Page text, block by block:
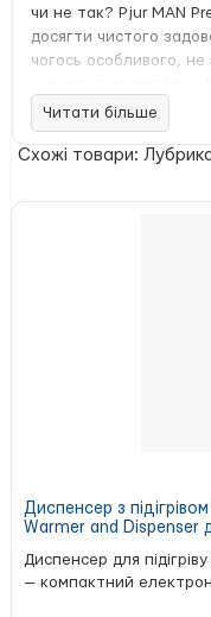
чи не так? Pjur MAN
досягти чистого
чогось особливого,
ковзання;
ідеальний вибір
Склад:
Читати більше
Схожі товари:
Диспенсер з
Warmer and Dispenser
Диспенсер для
— компактний